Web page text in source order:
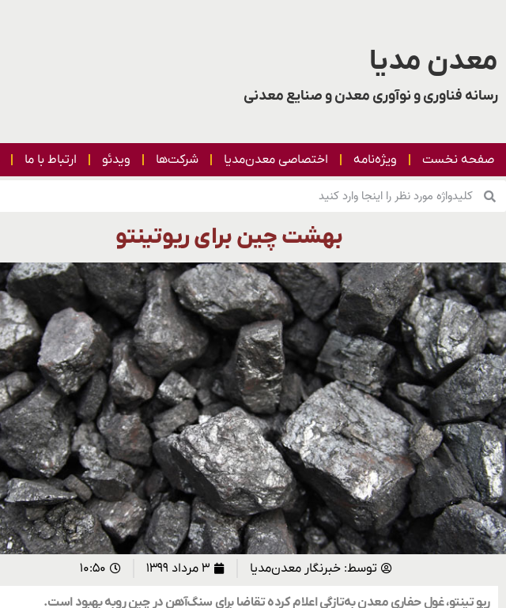
معدن مدیا
رسانه فناوری و نوآوری معدن و صنایع معدنی
صفحه نخست ویژه‌نامه اختصاصی معدن‌مدیا شرکت‌ها ویدئو ارتباط با ما
بهشت چین برای ریوتینتو
توسط: خبرنگار معدن‌مدیا ۳ مرداد ۱۳۹۹ ۱۰:۵۰
ریو تینتو، غول حفاری معدن به‌تازگی اعلام کرده تقاضا برای سنگ‌آهن در چین روبه‌ بهبود است.